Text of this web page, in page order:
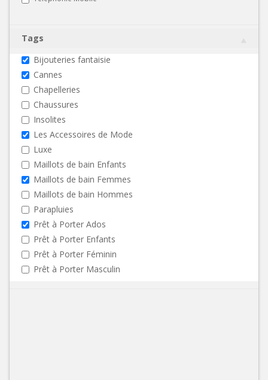
Tags
Bijouteries fantaisie
Cannes
Chapelleries
Chaussures
Insolites
Les Accessoires de Mode
Luxe
Maillots de bain Enfants
Maillots de bain Femmes
Maillots de bain Hommes
Parapluies
Prêt à Porter Ados
Prêt à Porter Enfants
Prêt à Porter Féminin
Prêt à Porter Masculin